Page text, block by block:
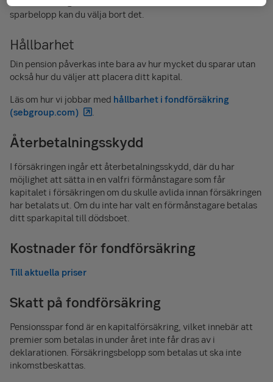
sparbelopp kan du välja bort det.
Hållbarhet
Din pension påverkas inte bara av hur mycket du sparar utan
också hur du väljer att placera ditt kapital.
Läs om hur vi jobbar med hållbarhet i fondförsäkring
(sebgroup.com)
Återbetalningsskydd
I försäkringen ingår ett återbetalningsskydd, där du har
möjlighet att sätta in en valfri förmånstagare som får
kapitalet i försäkringen om du skulle avlida innan försäkringen
har betalats ut. Om du inte har valt en förmånstagare betalas
ditt sparkapital till dödsboet.
Kostnader för fondförsäkring
Till aktuella priser
Skatt på fondförsäkring
Pensionsspar fond är en kapitalförsäkring, vilket innebär att
premier som betalas in under året inte får dras av i
deklarationen. Försäkringsbelopp som betalas ut ska inte
inkomstbeskattas.